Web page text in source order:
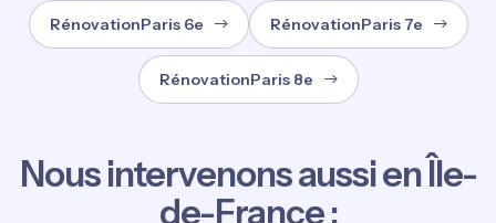
RénovationParis 6e RénovationParis 7e
RénovationParis 8e
Nous intervenons aussi en Île-
de-France :